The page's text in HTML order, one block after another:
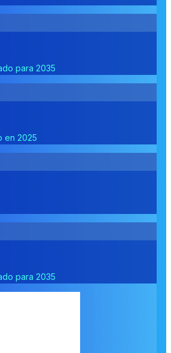
para 2035
en 2025
para 2035